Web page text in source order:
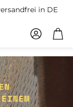
in DE
Konto